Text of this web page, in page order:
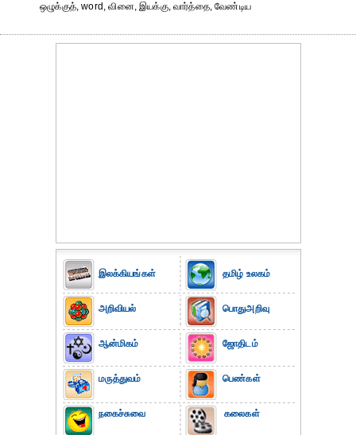
ஒழுக்குத், word, வினை, இயக்கு, வார்த்தை, வேண்டிய
இலக்கியங்கள்
அறிவியல்
ஆன்மிகம்
மருத்துவம்
நகைச்சுவை
தமிழ் உலகம்
பொதுஅறிவு
ஜோதிடம்
பெண்கள்
கலைகள்